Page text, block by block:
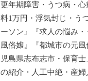
更年期障害・うつ病・
料1万円・浮気封じ・う
ーソン』『求人の悩み
風俗嬢』『都城市の元
児島県志布志市・保育
の紹介・人工中絶・産